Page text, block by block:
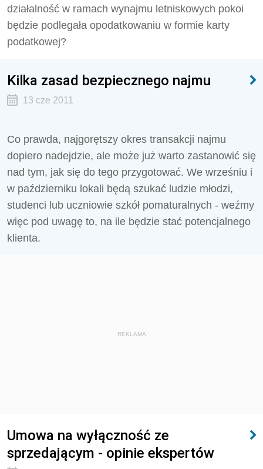
działalność w ramach wynajmu letniskowych pokoi
będzie podlegała opodatkowaniu w formie karty
podatkowej?
Kilka zasad bezpiecznego najmu
13 cze 2011
Co prawda, najgorętszy okres transakcji najmu
dopiero nadejdzie, ale może już warto zastanowić się
nad tym, jak się do tego przygotować. We wrześniu i
w październiku lokali będą szukać ludzie młodzi,
studenci lub uczniowie szkół pomaturalnych - weźmy
więc pod uwagę to, na ile będzie stać potencjalnego
klienta.
REKLAMA
Umowa na wyłączność ze
sprzedającym - opinie ekspertów